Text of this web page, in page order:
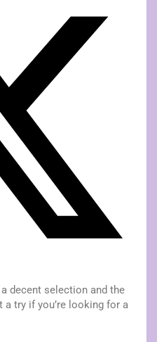
decent selection and the
a try if you’re looking for a